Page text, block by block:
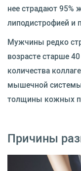
нее страдают 95%
липодистрофией и
Мужчины редко
возрасте старше
количества
мышечной
толщины кожных
Причины